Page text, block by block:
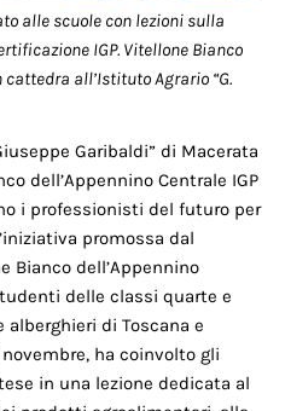
alle scuole con lezioni sulla
IGP. Vitellone Bianco
cattedra all’Istituto Agrario “G.
Garibaldi” di Macerata
dell’Appennino Centrale IGP
i professionisti del futuro per
promossa dal
Bianco dell’Appennino
delle classi quarte e
di Toscana e
ha coinvolto gli
in una lezione dedicata al